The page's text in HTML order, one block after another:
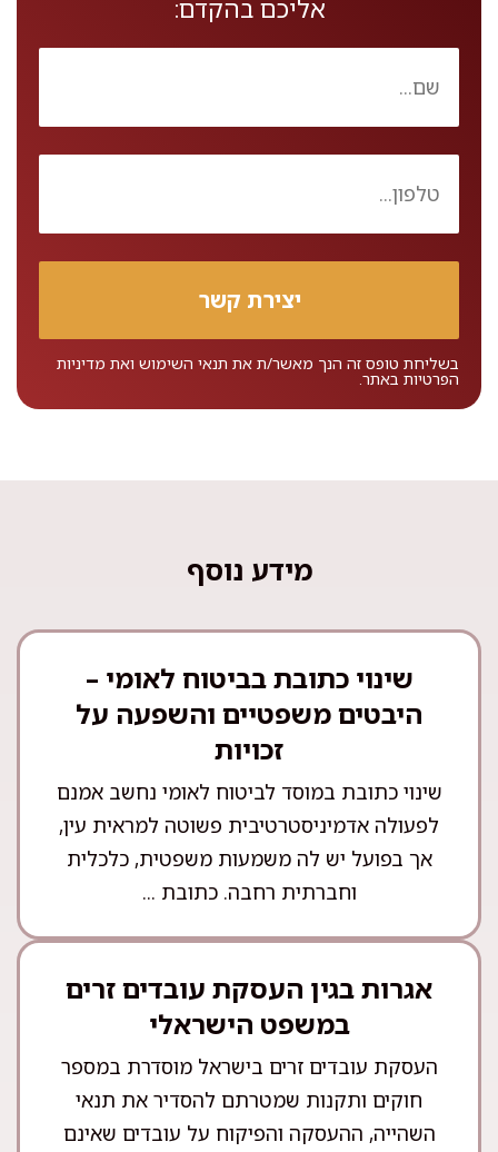
אליכם בהקדם:
בשליחת טופס זה הנך מאשר/ת את תנאי השימוש ואת מדיניות
הפרטיות באתר.
מידע נוסף
שינוי כתובת בביטוח לאומי –
היבטים משפטיים והשפעה על
זכויות
שינוי כתובת במוסד לביטוח לאומי נחשב אמנם
לפעולה אדמיניסטרטיבית פשוטה למראית עין,
אך בפועל יש לה משמעות משפטית, כלכלית
וחברתית רחבה. כתובת ...
אגרות בגין העסקת עובדים זרים
במשפט הישראלי
העסקת עובדים זרים בישראל מוסדרת במספר
חוקים ותקנות שמטרתם להסדיר את תנאי
השהייה, ההעסקה והפיקוח על עובדים שאינם